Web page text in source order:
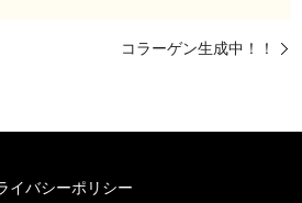
コラーゲン生成中！！
イバシーポリシー